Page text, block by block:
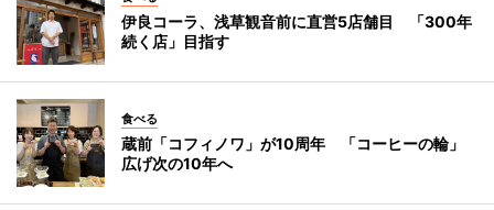
伊良コーラ、浅草観音前に直営5店舗目 「300年
続く店」目指す
食べる
蔵前「コフィノワ」が10周年 「コーヒーの輪」
広げ次の10年へ